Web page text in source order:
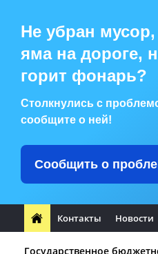
Не убран мусор,
яма на дороге,
горит фонарь?
Столкнулись с
сообщите о ней!
Сообщить о
Контакты Новости
Государственное